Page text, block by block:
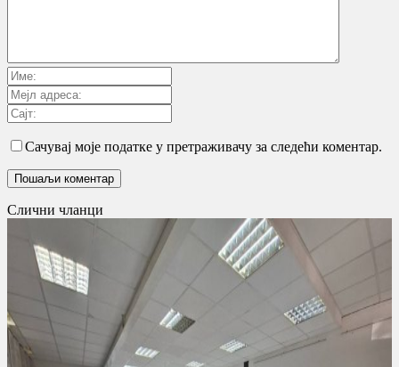
Сачувај моје податке у претраживачу за следећи коментар.
Слични чланци